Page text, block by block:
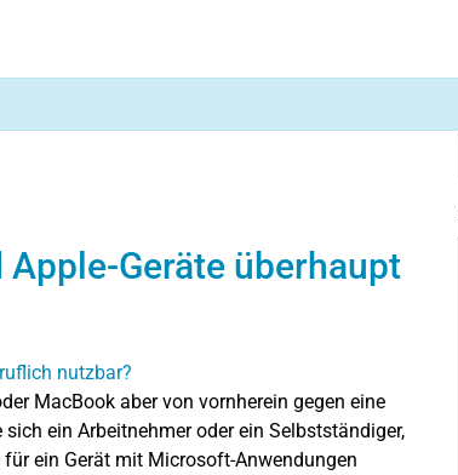
Geräte überhaupt
MacBook aber von vornherein gegen eine
ein Arbeitnehmer oder ein Selbstständiger,
ein Gerät mit Microsoft-Anwendungen